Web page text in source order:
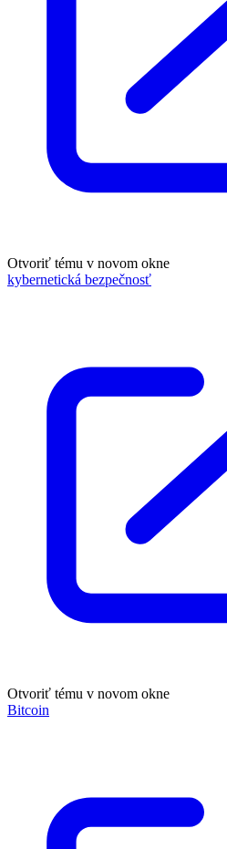
Otvoriť tému v novom okne
kybernetická bezpečnosť
Otvoriť tému v novom okne
Bitcoin